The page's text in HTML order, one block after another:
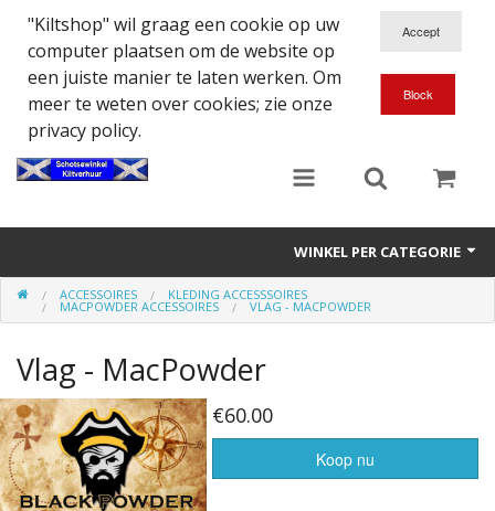
"Kiltshop" wil graag een cookie op uw
computer plaatsen om de website op
een juiste manier te laten werken. Om
meer te weten over cookies; zie onze
privacy policy.
WINKEL PER CATEGORIE
Accessoires
Eten en Drinken
Kilt - Kleding
Highland Titles
ACCESSOIRES KLEDING ACCESSSOIRES
MACPOWDER ACCESSOIRES VLAG - MACPOWDER
Vlag - MacPowder
€60.00
Koop nu